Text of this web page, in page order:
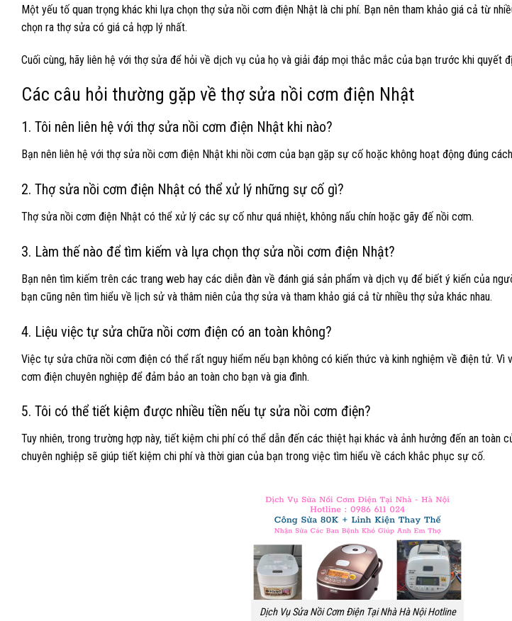
Một yếu tố quan trọng khác khi lựa chọn thợ sửa nồi cơm điện Nhật là chi phí. Bạn nên tham khảo giá cả từ
chọn ra thợ sửa có giá cả hợp lý nhất.
Cuối cùng, hãy liên hệ với thợ sửa để hỏi về dịch vụ của họ và giải đáp mọi thắc mắc của bạn trước khi quyết
Các câu hỏi thường gặp về thợ sửa nồi cơm điện Nhật
1. Tôi nên liên hệ với thợ sửa nồi cơm điện Nhật khi nào?
Bạn nên liên hệ với thợ sửa nồi cơm điện Nhật khi nồi cơm của bạn gặp sự cố hoặc không hoạt động đúng
2. Thợ sửa nồi cơm điện Nhật có thể xử lý những sự cố gì?
Thợ sửa nồi cơm điện Nhật có thể xử lý các sự cố như quá nhiệt, không nấu chín hoặc gãy đế nồi cơm.
3. Làm thế nào để tìm kiếm và lựa chọn thợ sửa nồi cơm điện Nhật?
Bạn nên tìm kiếm trên các trang web hay các diễn đàn về đánh giá sản phẩm và dịch vụ để biết ý kiến ​​của
bạn cũng nên tìm hiểu về lịch sử và thâm niên của thợ sửa và tham khảo giá cả từ nhiều thợ sửa khác nhau.
4. Liệu việc tự sửa chữa nồi cơm điện có an toàn không?
Việc tự sửa chữa nồi cơm điện có thể rất nguy hiểm nếu bạn không có kiến ​​thức và kinh nghiệm về điện tử. Vì
cơm điện chuyên nghiệp để đảm bảo an toàn cho bạn và gia đình.
5. Tôi có thể tiết kiệm được nhiều tiền nếu tự sửa nồi cơm điện?
Tuy nhiên, trong trường hợp này, tiết kiệm chi phí có thể dẫn đến các thiệt hại khác và ảnh hưởng đến an toàn
chuyên nghiệp sẽ giúp tiết kiệm chi phí và thời gian của bạn trong việc tìm hiểu về cách khắc phục sự cố.
Dịch Vụ Sửa Nồi Cơm Điện Tại Nhà Hà Nội Hotline